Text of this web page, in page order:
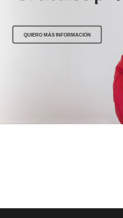
QUIERO MÁS INFORMACIÓN